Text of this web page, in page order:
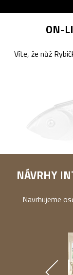
ON-
Víte, že nůž
NÁVRHY
Navrhujeme